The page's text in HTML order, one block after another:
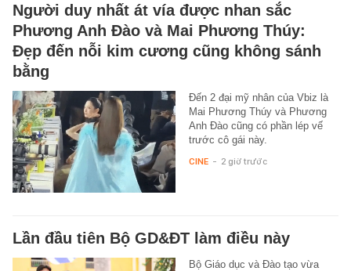
Người duy nhất át vía được nhan sắc
Phương Anh Đào và Mai Phương Thúy:
Đẹp đến nỗi kim cương cũng không sánh
bằng
Đến 2 đại mỹ nhân của Vbiz là
Mai Phương Thúy và Phương
Anh Đào cũng có phần lép vế
trước cô gái này.
CINE - 2 giờ trước
Lần đầu tiên Bộ GD&ĐT làm điều này
Bộ Giáo dục và Đào tạo vừa